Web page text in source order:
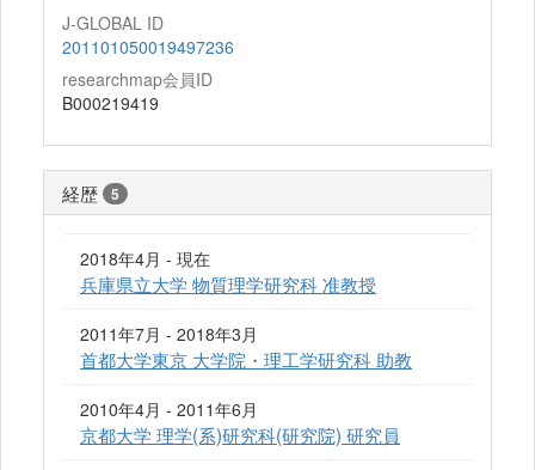
J-GLOBAL ID
201101050019497236
researchmap会員ID
B000219419
経歴 5
2018年4月 - 現在
兵庫県立大学 物質理学研究科 准教授
2011年7月 - 2018年3月
首都大学東京 大学院・理工学研究科 助教
2010年4月 - 2011年6月
京都大学 理学(系)研究科(研究院) 研究員